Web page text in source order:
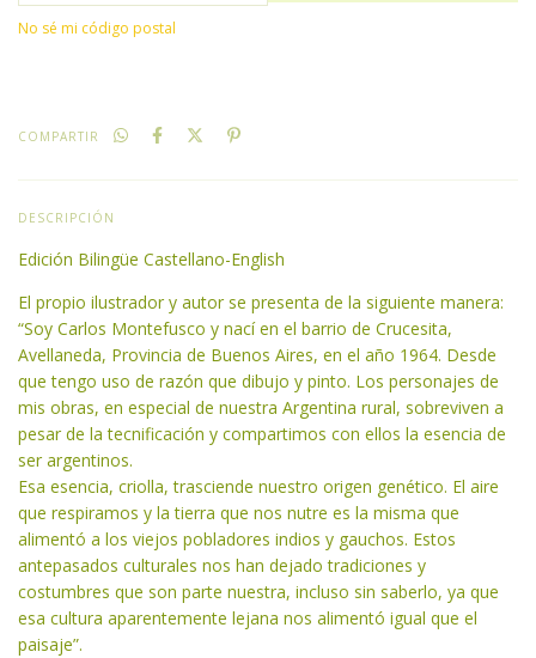
No sé mi código postal
COMPARTIR
DESCRIPCIÓN
Edición Bilingüe Castellano-English
El propio ilustrador y autor se presenta de la siguiente manera:
“Soy Carlos Montefusco y nací en el barrio de Crucesita,
Avellaneda, Provincia de Buenos Aires, en el año 1964. Desde
que tengo uso de razón que dibujo y pinto. Los personajes de
mis obras, en especial de nuestra Argentina rural, sobreviven a
pesar de la tecnificación y compartimos con ellos la esencia de
ser argentinos.
Esa esencia, criolla, trasciende nuestro origen genético. El aire
que respiramos y la tierra que nos nutre es la misma que
alimentó a los viejos pobladores indios y gauchos. Estos
antepasados culturales nos han dejado tradiciones y
costumbres que son parte nuestra, incluso sin saberlo, ya que
esa cultura aparentemente lejana nos alimentó igual que el
paisaje”.